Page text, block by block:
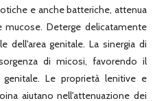
e anche batteriche, attenua
Deterge delicatamente
dell'area genitale. La sinergia di
di micosi, favorendo il
Le proprietà lenitive e
aiutano nell'attenuazione dei